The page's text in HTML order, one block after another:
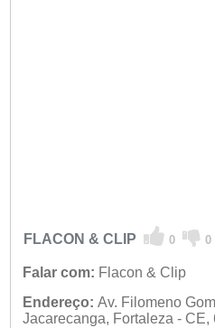
FLACON & CLIP 0 0
Falar com: Flacon & Clip
Endereço: Av. Filomeno
Jacarecanga, Fortaleza - CE,